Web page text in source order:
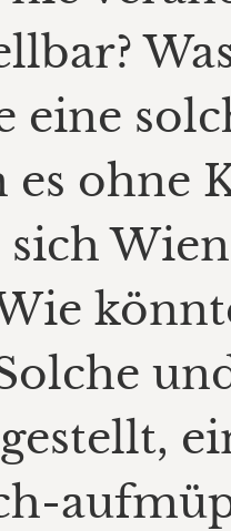
es ohne